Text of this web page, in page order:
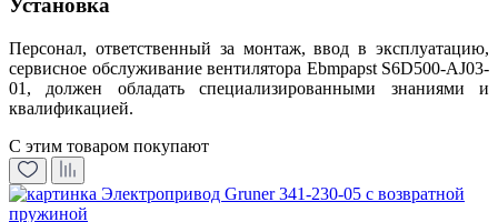
Установка
Персонал, ответственный за монтаж, ввод в эксплуатацию,
сервисное обслуживание вентилятора Ebmpapst S6D500-AJ03-
01, должен обладать специализированными знаниями и
квалификацией.
С этим товаром покупают